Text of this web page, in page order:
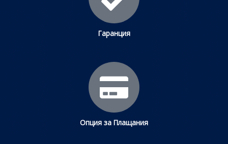
Гаранция
Опция за Плащания